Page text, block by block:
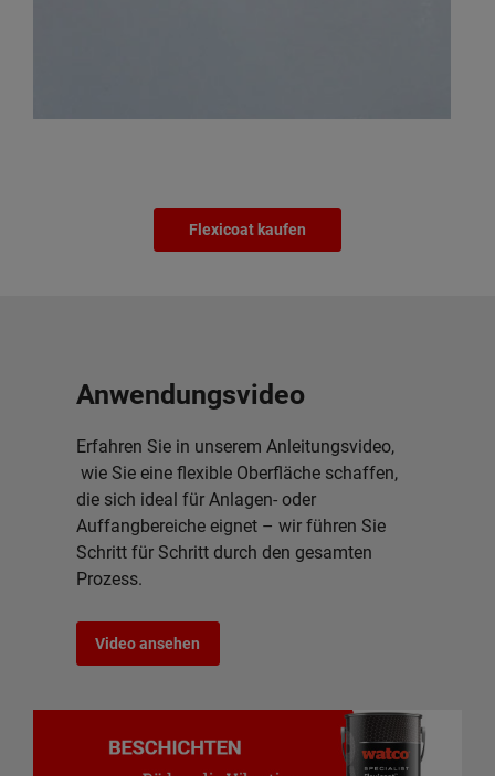
Flexicoat kaufen
Anwendungsvideo
Erfahren Sie in unserem Anleitungsvideo,
wie Sie eine flexible Oberfläche schaffen,
die sich ideal für Anlagen- oder
Auffangbereiche eignet – wir führen Sie
Schritt für Schritt durch den gesamten
Prozess.
Video ansehen